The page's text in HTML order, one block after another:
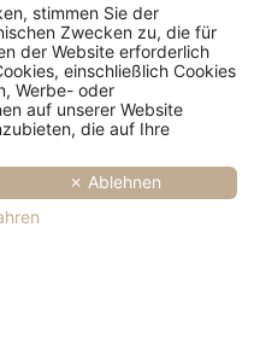
stimmen Sie der
Zwecken zu, die für
der Website erforderlich
einschließlich Cookies
Werbe- oder
auf unserer Website
die auf Ihre
✗ Ablehnen